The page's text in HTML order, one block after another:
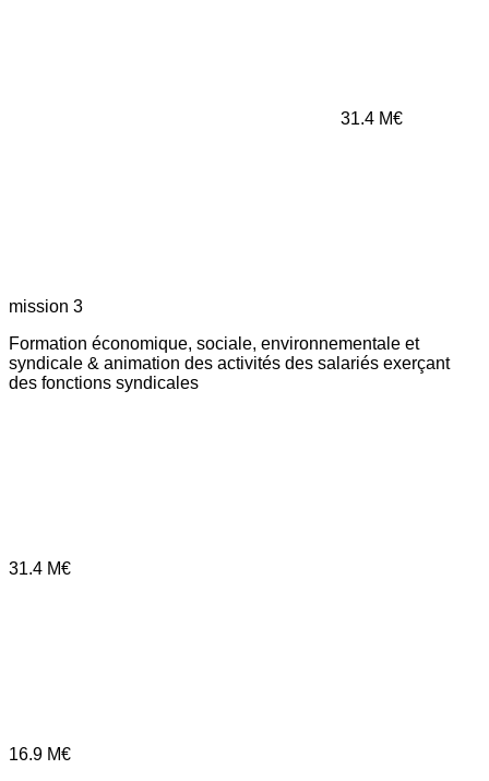
31.4 M€
mission 3
Formation économique, sociale, environnementale et
syndicale & animation des activités des salariés exerçant
des fonctions syndicales
31.4 M€
16.9 M€